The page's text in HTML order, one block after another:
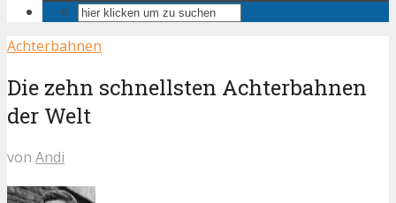
Achterbahnen
Die zehn schnellsten Achterbahnen
der Welt
von Andi